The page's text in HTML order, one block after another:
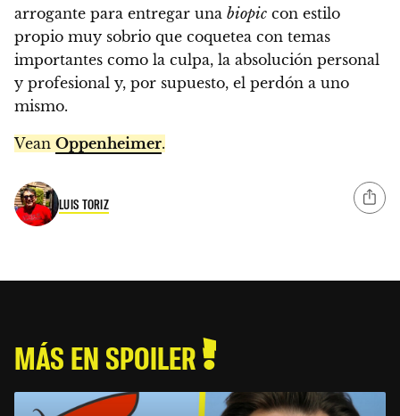
arrogante para entregar una biopic con estilo
propio muy sobrio que coquetea con temas
importantes como la culpa, la absolución personal
y profesional y, por supuesto, el perdón a uno
mismo.
Vean Oppenheimer.
LUIS TORIZ
MÁS EN SPOILER